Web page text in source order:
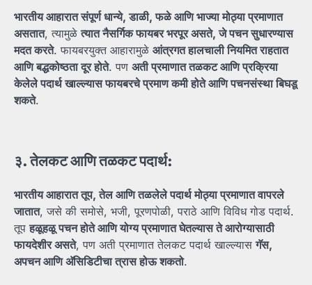
भारतीयआहारातसंपूर्णधान्ये,डाळी,फळेआणिभाज्यामोठ्याप्रमाणात
असतात, त्यामुळेत्यातनैसर्गिकफायबरभरपूरअसते,जेपचनसुधारण्यास
मदतकरते. फायबरयुक्त आहारामुळे आंत्रगतहालचालीनियमितराहतात
आणिबद्धकोष्ठतादूरहोते. पण अतीप्रमाणाततळकटआणिप्रक्रिया
केलेलेपदार्थखाल्ल्यासफायबरचेप्रमाणकमीहोतेआणिपचनसंस्थाबिघडू
शकते.
३.तेलकटआणितळकटपदार्थ:
भारतीयआहाराततूप,तेलआणितळलेलेपदार्थमोठ्याप्रमाणातवापरले
जातात, जसे की समोसे, भजी, पूरणपोळी, पराठे आणि विविध गोड पदार्थ.
तूपहळूहळूपचनहोतेआणियोग्यप्रमाणातघेतल्यासतेआरोग्यासाठी
फायदेशीरअसते, पण अती प्रमाणात तेलकट पदार्थ खाल्ल्यासगॅस,
अपचनआणिअ‍ॅसिडिटीचात्रासहोऊशकतो.